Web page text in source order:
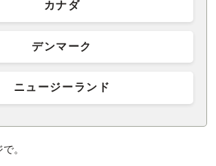
カナダ
デンマーク
ニュージーランド
。